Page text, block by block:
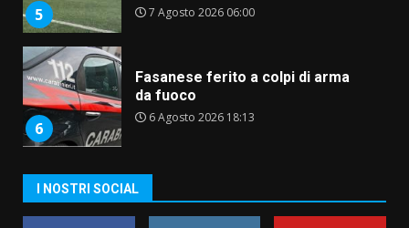
5 7 Agosto 2026 06:00
6
Fasanese ferito a colpi di arma
da fuoco
6 Agosto 2026 18:13
di aperture straordinarie del
Comune di Fasano
I NOSTRI SOCIAL